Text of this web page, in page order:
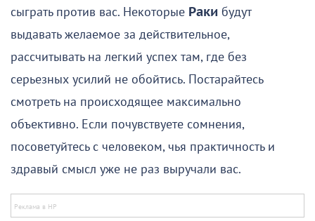
сыграть против вас. Некоторые Раки будут
выдавать желаемое за действительное,
рассчитывать на легкий успех там, где без
серьезных усилий не обойтись. Постарайтесь
смотреть на происходящее максимально
объективно. Если почувствуете сомнения,
посоветуйтесь с человеком, чья практичность и
здравый смысл уже не раз выручали вас.